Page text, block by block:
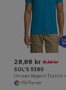
28,88 kr 31,36 kr
SOL'S 11380
+50 Farver